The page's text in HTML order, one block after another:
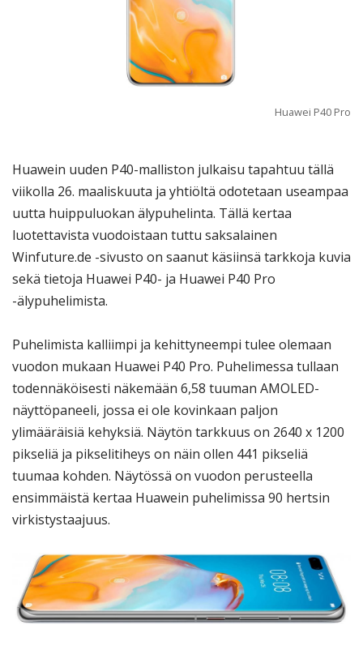
Huawei P40 Pro
Huawein uuden P40-malliston julkaisu tapahtuu tällä
viikolla 26. maaliskuuta ja yhtiöltä odotetaan useampaa
uutta huippuluokan älypuhelinta. Tällä kertaa
luotettavista vuodoistaan tuttu saksalainen
Winfuture.de -sivusto on saanut käsiinsä tarkkoja kuvia
sekä tietoja Huawei P40- ja Huawei P40 Pro
-älypuhelimista.
Puhelimista kalliimpi ja kehittyneempi tulee olemaan
vuodon mukaan Huawei P40 Pro. Puhelimessa tullaan
todennäköisesti näkemään 6,58 tuuman AMOLED-
näyttöpaneeli, jossa ei ole kovinkaan paljon
ylimääräisiä kehyksiä. Näytön tarkkuus on 2640 x 1200
pikseliä ja pikselitiheys on näin ollen 441 pikseliä
tuumaa kohden. Näytössä on vuodon perusteella
ensimmäistä kertaa Huawein puhelimissa 90 hertsin
virkistystaajuus.